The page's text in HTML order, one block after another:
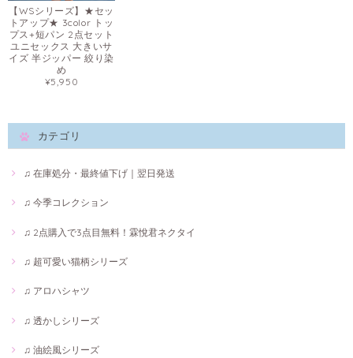
【WSシリーズ】★セッ
トアップ★ 3color トッ
プス+短パン 2点セット
ユニセックス 大きいサ
イズ 半ジッパー 絞り染
め
¥5,950
カテゴリ
♫ 在庫処分・最終値下げ｜翌日発送
♫ 今季コレクション
♫ 2点購入で3点目無料！霖悅君ネクタイ
♫ 超可愛い猫柄シリーズ
♫ アロハシャツ
♫ 透かしシリーズ
♫ 油絵風シリーズ